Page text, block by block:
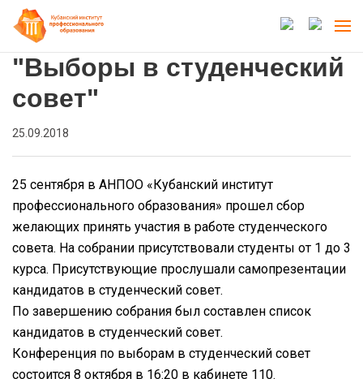
"Выборы в студенческий
совет"
25.09.2018
25 сентября в АНПОО «Кубанский институт
профессионального образования» прошел сбор
желающих принять участия в работе студенческого
совета. На собрании присутствовали студенты от 1 до 3
курса. Присутствующие прослушали самопрезентации
кандидатов в студенческий совет.
По завершению собрания был составлен список
кандидатов в студенческий совет.
Конференция по выборам в студенческий совет
состоится 8 октября в 16:20 в кабинете 110.